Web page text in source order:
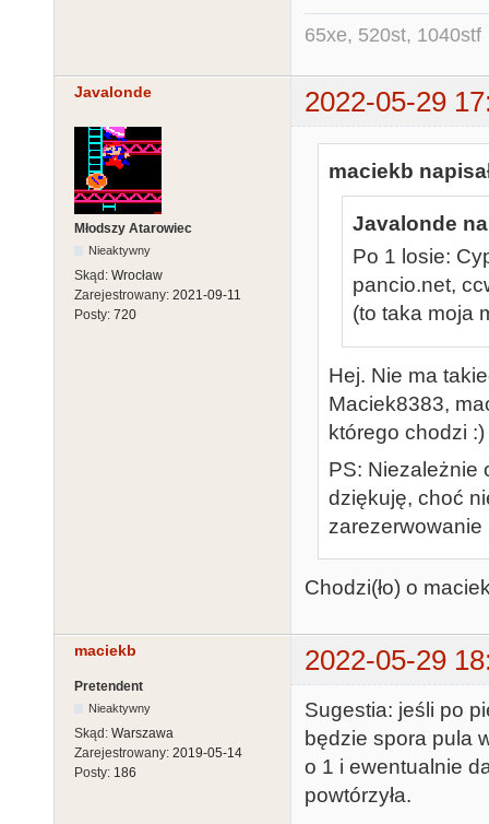
65xe, 520st, 1040stf
Javalonde 2022-05-29
Młodszy Atarowiec
Nieaktywny
Skąd: Wrocław
Zarejestrowany: 2021-09-11
Posty: 720
maciekb
Javalonde
Po 1 losie:
pancio.net,
(to taka moja
Hej. Nie ma
Maciek8383,
którego chodzi :)
PS: Niezależnie
dziękuję, choć
zarezerwowanie
Chodzi(ło) o
maciekb 2022-05-29
Pretendent
Nieaktywny
Skąd: Warszawa
Zarejestrowany: 2019-05-14
Posty: 186
Sugestia: jeśli po
będzie spora pula
o 1 i ewentualnie
powtórzyła.